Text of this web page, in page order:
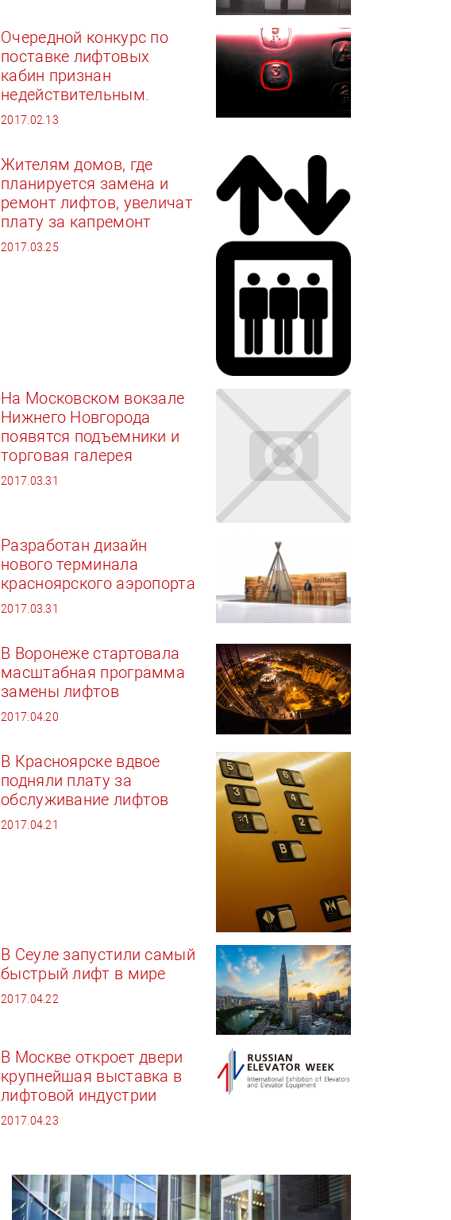
Очередной конкурс по
поставке лифтовых
кабин признан
недействительным.
2017.02.13
Жителям домов, где
планируется замена и
ремонт лифтов, увеличат
плату за капремонт
2017.03.25
На Московском вокзале
Нижнего Новгорода
появятся подъемники и
торговая галерея
2017.03.31
Разработан дизайн
нового терминала
красноярского аэропорта
2017.03.31
В Воронеже стартовала
масштабная программа
замены лифтов
2017.04.20
В Красноярске вдвое
подняли плату за
обслуживание лифтов
2017.04.21
В Сеуле запустили самый
быстрый лифт в мире
2017.04.22
В Москве откроет двери
крупнейшая выставка в
лифтовой индустрии
2017.04.23